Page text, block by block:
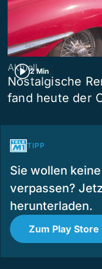
2 Min
Aktuell
Nostalgische
fand heute der
TIPP
Sie wollen
verpassen?
herunterladen.
Zum Play Store